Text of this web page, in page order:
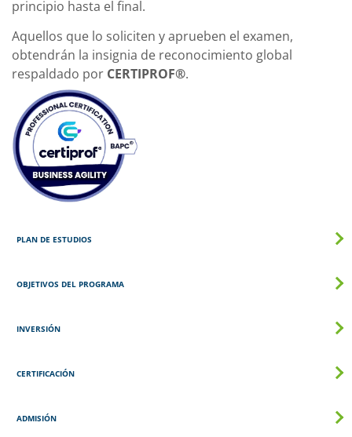
principio hasta el final.
Aquellos que lo soliciten y aprueben el examen,
obtendrán la insignia de reconocimiento global
respaldado por CERTIPROF®.
PLAN DE ESTUDIOS
OBJETIVOS DEL PROGRAMA
INVERSIÓN
CERTIFICACIÓN
ADMISIÓN